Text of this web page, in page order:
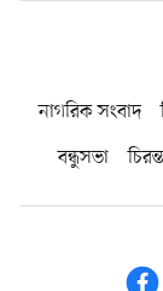
নাগরিক সংবাদ
বন্ধুসভা